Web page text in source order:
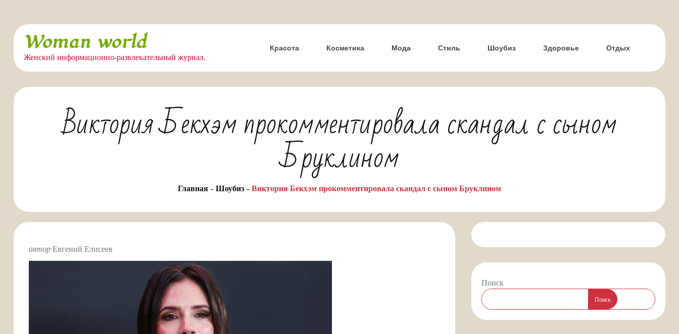
Перейти
содержимомуWoman world
Женский информационно-развлекательный журнал.
Красота Косметика Мода Стиль Шоубиз Здоровье Отдых
Виктория Бекхэм прокомментировала скандал с сыном
Бруклином
Главная Шоубиз Виктория Бекхэм прокомментировала скандал с сыном Бруклином
авторЕвгений Елисеев
Поиск
Поиск